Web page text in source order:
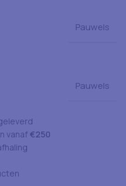
Pauwels
Pauwels
vanaf €250